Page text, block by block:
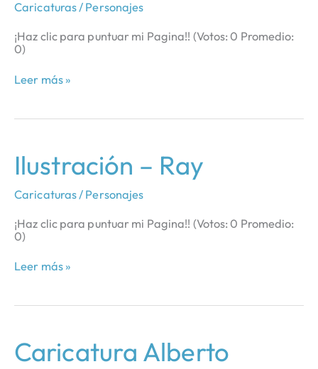
Caricaturas / Personajes
¡Haz clic para puntuar mi Pagina!! (Votos: 0 Promedio:
0)
Leer más »
Ilustración – Ray
Caricaturas / Personajes
¡Haz clic para puntuar mi Pagina!! (Votos: 0 Promedio:
0)
Ilustración
Ray
Leer más »
Caricatura Alberto
Caricatura
Alberto